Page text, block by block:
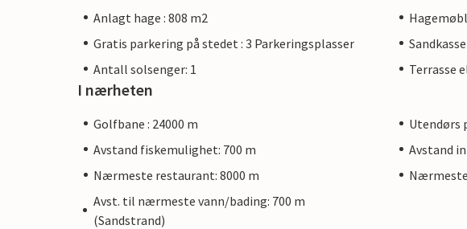
Anlagt hage : 808 m2
Gratis parkering på stedet : 3 Parkeringsplasser
Sandkasse
Antall solsenger: 1
Terrasse
I nærheten
Golfbane : 24000 m
Utendørs
Avstand fiskemulighet: 700 m
Avstand
Nærmeste restaurant: 8000 m
Nærmeste
Avst. til nærmeste vann/bading: 700 m
(Sandstrand)